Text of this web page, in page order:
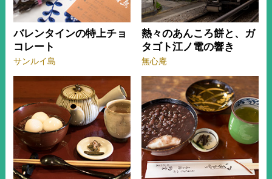
バレンタインの特上チョ
コレート
サンルイ島
熱々のあんころ餅と、ガ
タゴト江ノ電の響き
無心庵